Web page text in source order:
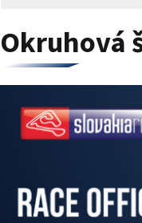
Okruhová